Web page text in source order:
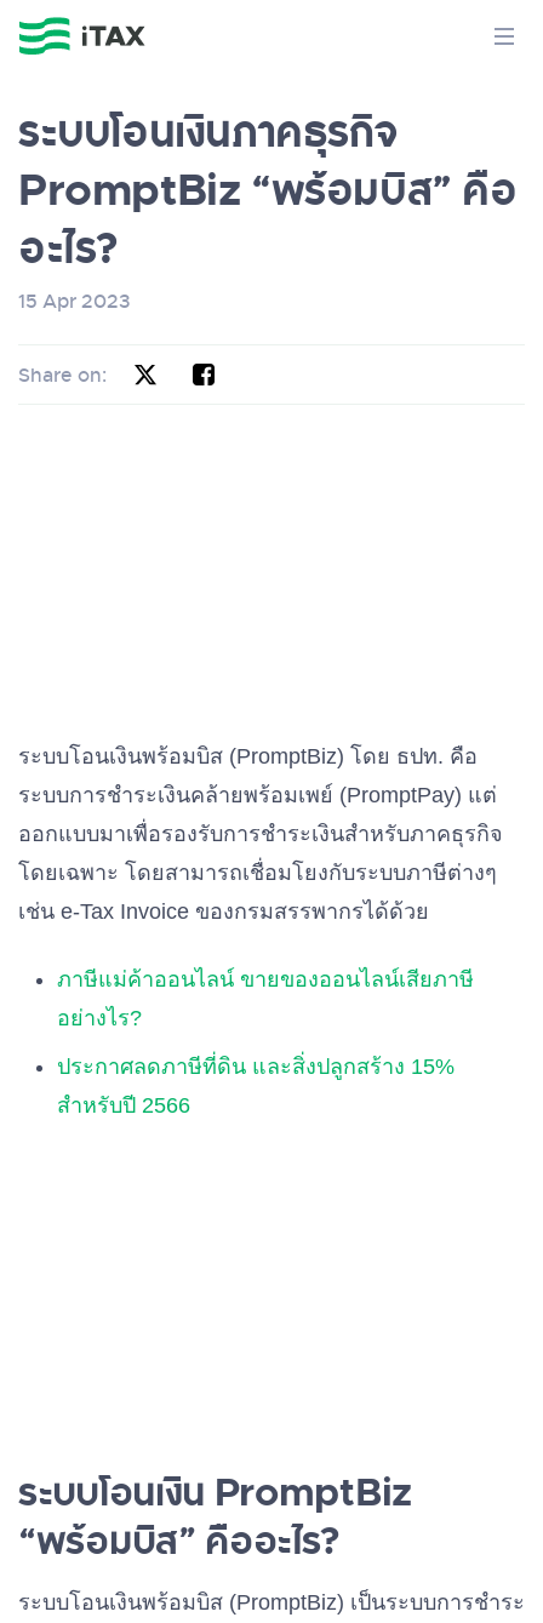
ระบบโอนเงินภาคธุรกิจ
PromptBiz “พร้อมบิส” คือ
อะไร?
15 Apr 2023
Share on:
ระบบโอนเงินพร้อมบิส (PromptBiz) โดย ธปท. คือ
ระบบการชำระเงินคล้ายพร้อมเพย์ (PromptPay) แต่
ออกแบบมาเพื่อรองรับการชำระเงินสำหรับภาคธุรกิจ
โดยเฉพาะ โดยสามารถเชื่อมโยงกับระบบภาษีต่างๆ
เช่น e-Tax Invoice ของกรมสรรพากรได้ด้วย
ภาษีแม่ค้าออนไลน์ ขายของออนไลน์เสียภาษี
อย่างไร?
ประกาศลดภาษีที่ดิน และสิ่งปลูกสร้าง 15%
สำหรับปี 2566
ระบบโอนเงิน PromptBiz
“พร้อมบิส” คืออะไร?
ระบบโอนเงินพร้อมบิส (PromptBiz) เป็นระบบการชำระ